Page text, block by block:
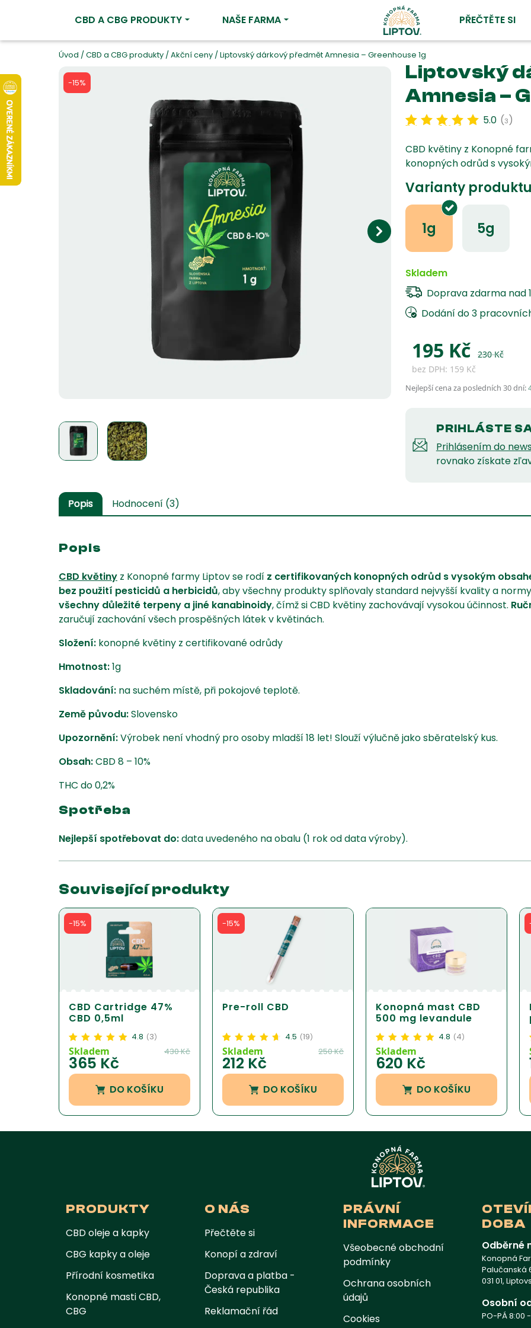
CBD A CBG PRODUKTY NAŠE FARMA PŘEČTĚTE SI
Úvod /CBD a CBG produkty /Akční ceny /Liptovský dárkový předmět Amnesia – Greenhouse 1g
-15%
Liptovský
Amnesia –
Hodnoceno5.00 z 5 na
3
5.0 (3)
CBD květiny z Konopné
konopných odrůd s
Varianty
1g 5g
Skladem
Doprava zdarma nad
Dodání do 3
195 Kč 230Kč
bez DPH: 159 Kč
Nejlepší cena za posledních 30 dní:
PRIHLÁSTE
Prihlásením do
rovnako získate
Popis Hodnocení (3)
Popis
CBD květiny z Konopné farmy Liptov se rodí z certifikovaných konopných odrůd s vysokým
bez použití pesticidů a herbicidů, aby všechny produkty splňovaly standard nejvyšší kvality a
všechny důležité terpeny a jiné kanabinoidy, čímž si CBD květiny zachovávají vysokou účinnost.
zaručují zachování všech prospěšných látek v květinách.
Složení: konopné květiny z certifikované odrůdy
Hmotnost:1g
Skladování: na suchém místě, při pokojové teplotě.
Země původu:Slovensko
Upozornění:Výrobek není vhodný pro osoby mladší 18 let! Slouží výlučně jako sběratelský kus.
Obsah:CBD 8 – 10%
THC do 0,2%
Spotřeba
Nejlepší spotřebovat do:data uvedeného na obalu (1 rok od data výroby).
Související produkty
-15%
CBD Cartridge 47%
CBD 0,5ml
Hodnoceno4.83
5 na základě
3
zákazníka
4.8 (3)
Skladem
365 Kč
430Kč
DO KOŠÍKU
-15%
Pre-roll CBD
Hodnoceno4.47
z 5 na základě
19
zákazníka
4.5 (19)
Skladem
212 Kč
250Kč
DO KOŠÍKU
Konopná mast CBD
500 mg levandule
Hodnoceno4.75
5 na základě
4
zákazníka
4.8 (4)
Skladem
620 Kč
DO KOŠÍKU
PRODUKTY
CBD oleje a kapky
CBG kapky a oleje
Přírodní kosmetika
Konopné masti CBD,
CBG
O NÁS
Přečtěte si
Konopí a zdraví
Doprava a platba -
Česká republika
Reklamační řád
PRÁVNÍ
INFORMACE
Všeobecné obchodní
podmínky
Ochrana osobních
údajů
Cookies
DOBA
Odběrné
Konopná
Palučanská
031 01,
Osobní
PO-PÁ 8:00 -